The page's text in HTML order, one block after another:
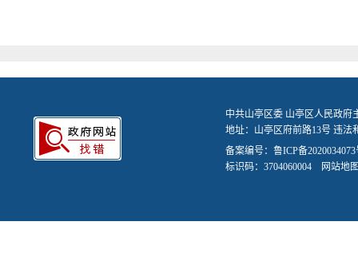
中共山亭区委 山亭区人民政府
地址：山亭区府前路13号 违法
备案编号： 鲁ICP备
标识码：3704060004 网站地